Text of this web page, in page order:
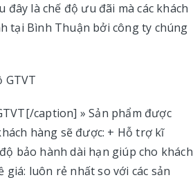
là chế độ ưu đãi mà các khách
tại Bình Thuận bởi công ty chúng
caption] » Sản phẩm được
hàng sẽ được: + Hỗ trợ kĩ
bảo hành dài hạn giúp cho khách
giá: luôn rẻ nhất so với các sản